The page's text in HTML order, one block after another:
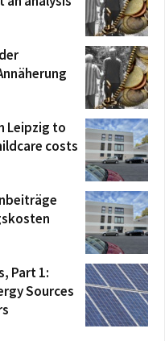
Leipzig to
costs
Part 1:
Sources